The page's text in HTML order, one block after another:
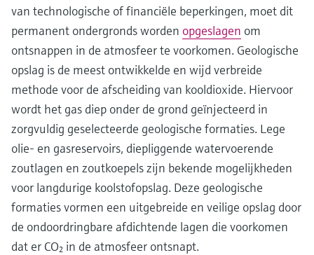
van technologische of financiële beperkingen, moet dit
permanent ondergronds worden opgeslagen om
ontsnappen in de atmosfeer te voorkomen. Geologische
opslag is de meest ontwikkelde en wijd verbreide
methode voor de afscheiding van kooldioxide. Hiervoor
wordt het gas diep onder de grond geïnjecteerd in
zorgvuldig geselecteerde geologische formaties. Lege
olie- en gasreservoirs, diepliggende watervoerende
zoutlagen en zoutkoepels zijn bekende mogelijkheden
voor langdurige koolstofopslag. Deze geologische
formaties vormen een uitgebreide en veilige opslag door
de ondoordringbare afdichtende lagen die voorkomen
dat er CO₂ in de atmosfeer ontsnapt.